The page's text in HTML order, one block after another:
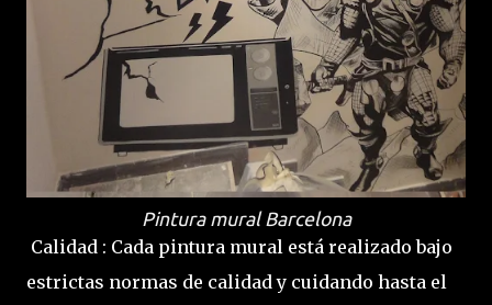
Pintura mural Barcelona
Calidad : Cada pintura mural está realizado bajo
estrictas normas de calidad y cuidando hasta el